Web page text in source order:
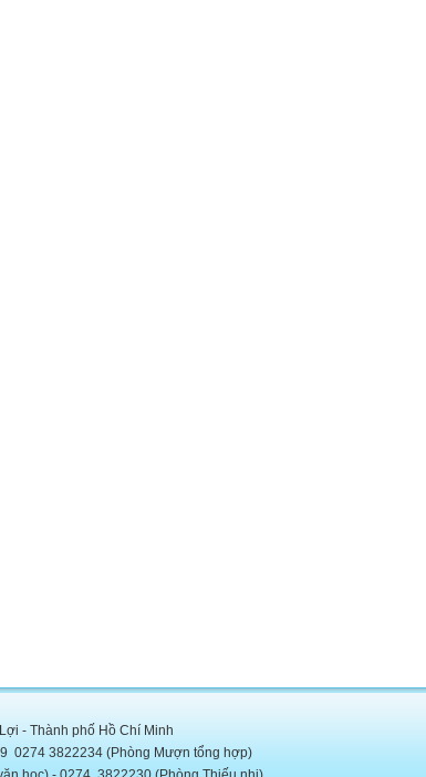
- Thành phố Hồ Chí Minh
0274 3822234 (Phòng Mượn tổng hợp)